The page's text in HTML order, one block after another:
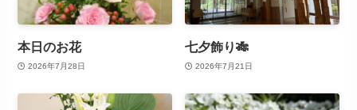
本日のお花
2026年7月28日
七夕飾り🎋
2026年7月21日